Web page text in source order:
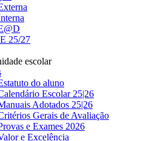
25/27
escolar
do aluno
Escolar 25|26
Adotados 25|26
Gerais de Avaliação
e Exames 2026
e Excelência